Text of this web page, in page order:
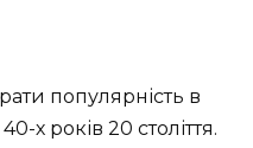
популярність в
х років 20 століття.